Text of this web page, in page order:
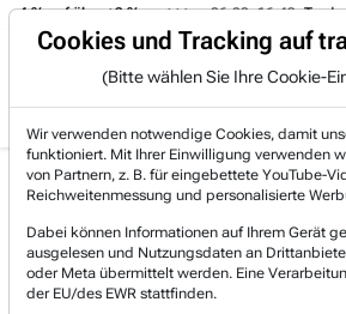
% auf über +3 %. 06.08. 16:49 Trade
Gratis Account Login
Jetzt registrieren und gratis
Bereits bei TraderFox registriert?
Home Marktberichte
Morning Briefing
US-Märkte mit neuen Rekorden -
Cookies und Tracking auf
(Bitte wählen Sie Ihre Cookie-
Wir verwenden notwendige Cookies, damit
funktioniert. Mit Ihrer Einwilligung verwenden
von Partnern, z. B. für eingebettete YouTube-
Reichweitenmessung und personalisierte
Dabei können Informationen auf Ihrem Gerät
ausgelesen und Nutzungsdaten an
oder Meta übermittelt werden. Eine
der EU/des EWR stattfinden.